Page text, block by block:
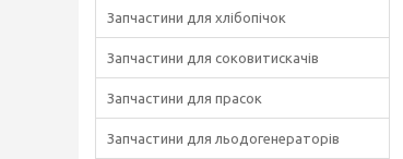
Запчастини для хлібопічок
Запчастини для соковитискачів
Запчастини для прасок
Запчастини для льодогенераторів